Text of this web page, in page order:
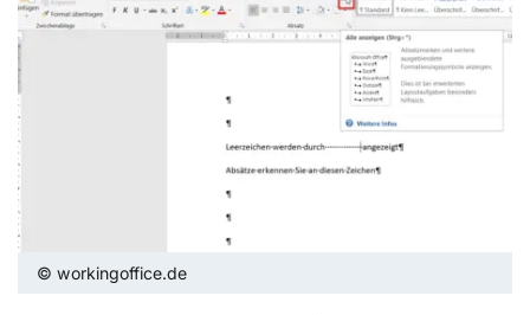
© workingoffice.de